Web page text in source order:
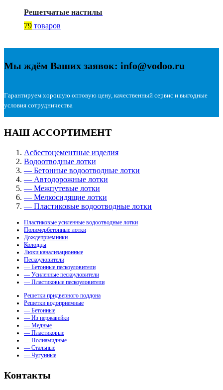
Решетчатые настилы
79 товаров
Мы ждём Ваших заявок: info@vodoo.ru
Гарантируем хорошую оптовую цену, качественный сервис и выгодные
условия сотрудничества
НАШ АССОРТИМЕНТ
Асбестоцементные изделия
Водоотводные лотки
— Бетонные водоотводные лотки
— Автодорожные лотки
— Межпутевые лотки
— Мелкосидящие лотки
— Пластиковые водоотводные лотки
Пластиковые усиленные водоотводные лотки
Полимербетонные лотки
Дождеприемники
Колодцы
Люки канализационные
Пескоуловители
— Бетонные пескоуловители
— Усиленные пескоуловители
— Пластиковые пескоуловители
Решетки придверного поддона
Решетки водоприемные
— Бетонные
— Из нержавейки
— Медные
— Пластиковые
— Полиамидные
— Стальные
— Чугунные
Контакты